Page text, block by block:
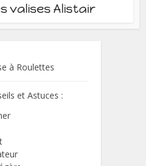
valises Alistair
à Roulettes
et Astuces :